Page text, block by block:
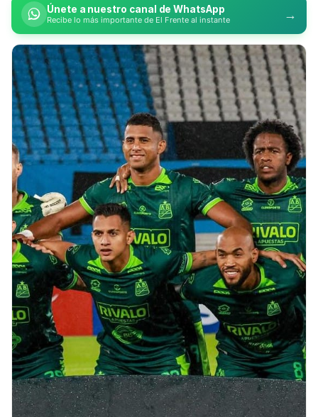
Únete a nuestro canal de WhatsApp
Recibe lo más importante de El Frente al instante →